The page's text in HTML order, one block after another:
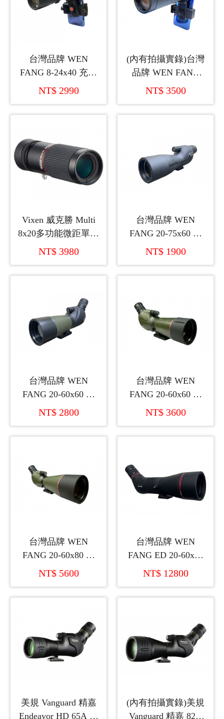
台灣品牌 WEN
FANG 8-24x40 充氮
氣變倍單筒望遠鏡
NT$ 2990
(內有拍攝實錄)台灣
品牌 WEN FANG
12x56 ED 充氮氣單
機座
NT$ 3500
Vixen 威克勝 Multi
8x20多功能微距單筒
望遠鏡 (日本製造)
NT$ 3980
台灣品牌 WEN
FANG 20-75x60 仰
角單筒望遠鏡
NT$ 1900
台灣品牌 WEN
FANG 20-60x60 仰
角單筒望遠鏡
NT$ 2800
台灣品牌 WEN
FANG 20-60x60 仰
角單筒望遠鏡
NT$ 3600
台灣品牌 WEN
FANG 20-60x80 仰
角單筒望遠鏡
NT$ 5600
台灣品牌 WEN
FANG ED 20-60x80
新黑鑽單筒望遠鏡
NT$ 12800
美規 Vanguard 精嘉
Endeavor HD 65A 仰
(內有拍攝實錄)美規
Vanguard 精嘉 82A